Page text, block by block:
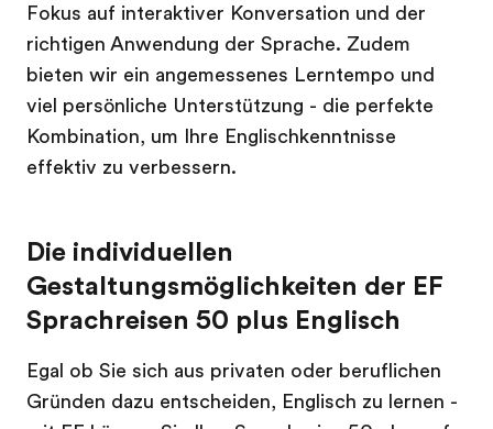
Fokus auf interaktiver Konversation und der
richtigen Anwendung der Sprache. Zudem
bieten wir ein angemessenes Lerntempo und
viel persönliche Unterstützung - die perfekte
Kombination, um Ihre Englischkenntnisse
effektiv zu verbessern.
Die individuellen
Gestaltungsmöglichkeiten der EF
Sprachreisen 50 plus Englisch
Egal ob Sie sich aus privaten oder beruflichen
Gründen dazu entscheiden, Englisch zu lernen -